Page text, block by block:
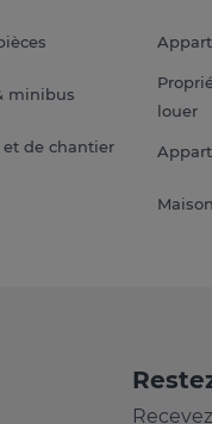
minibus
de chantier
louer